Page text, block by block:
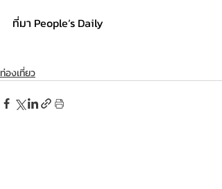
ที่มา People’s Daily
ท่องเที่ยว